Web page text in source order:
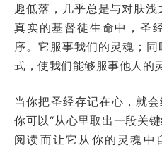
趣低落，几乎总是与对肤
真实的基督徒生命中，圣
序。它服事我们的灵魂；
式，使我们能够服事他人的
当你把圣经存记在心，就
你可以“从心里取出一段关
阅读而让它从你的灵魂中